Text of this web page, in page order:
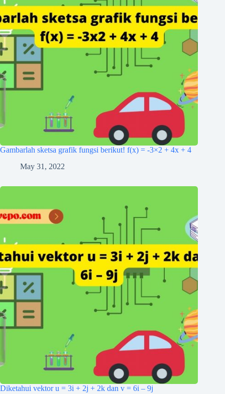
Gambarlah sketsa grafik fungsi berikut! f(x) = -3×2 + 4x + 4
May 31, 2022
Diketahui vektor u = 3i + 2j + 2k dan v = 6i – 9j